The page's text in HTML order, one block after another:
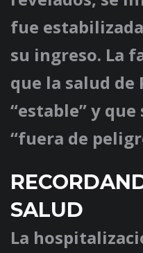
fue
su ingreso. La
que la salud de
“estable” y
“fuera de
SALUD
La